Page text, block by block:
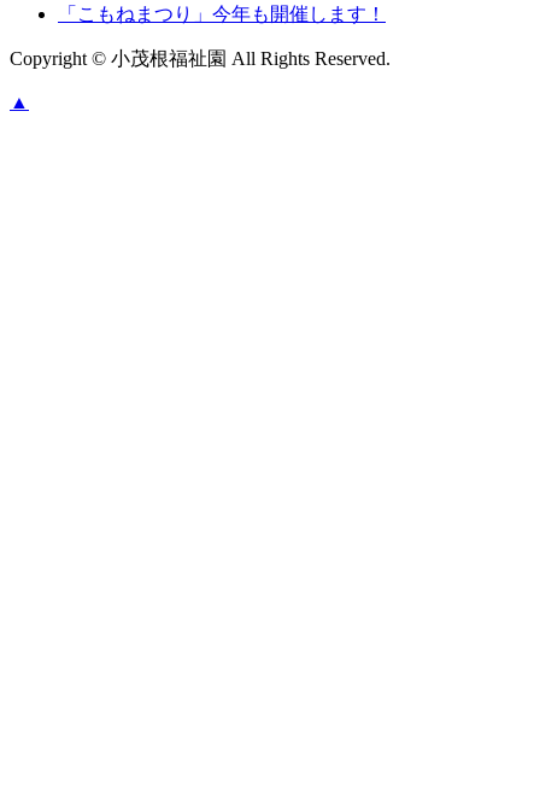
「こもねまつり」今年も開催します！
Copyright © 小茂根福祉園 All Rights Reserved.
▲